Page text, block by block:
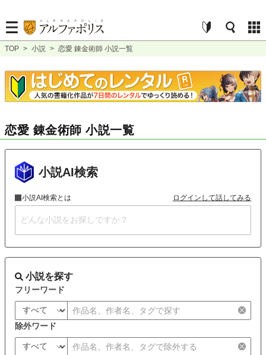
TOP > 小説 > 恋愛 錬金術師 小説一覧
恋愛 錬金術師 小説一覧
小説AI検索
小説AI検索とは ログインして話してみる
小説を探す
フリーワード
除外ワード